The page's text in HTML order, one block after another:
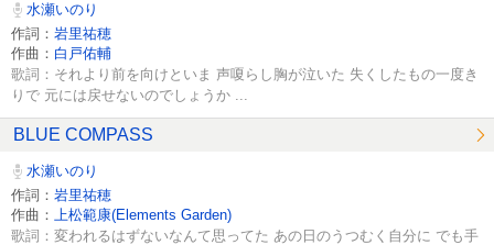
水瀬いのり
作詞： 岩里祐穂
作曲： 白戸佑輔
歌詞：それより前を向けといま 声嗄らし胸が泣いた 失くしたもの一度き
りで 元には戻せないのでしょうか ...
BLUE COMPASS
水瀬いのり
作詞： 岩里祐穂
作曲：
上松範康(Elements Garden)
歌詞：変われるはずないなんて思ってた あの日のうつむく自分に でも手